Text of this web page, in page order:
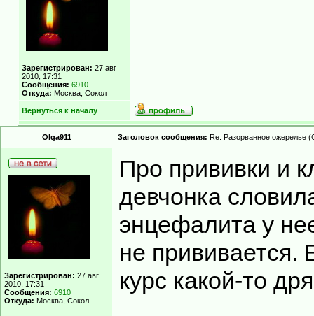
Зарегистрирован: 27 авг
2010, 17:31
Сообщения: 6910
Откуда: Москва, Сокол
Вернуться к началу
Olga911 Заголовок сообщения: Re: Разорванное ожерелье
Зарегистрирован: 27 авг
2010, 17:31
Сообщения: 6910
Откуда: Москва, Сокол
Про прививки и
девчонка
энцефалита у
не
курс какой-то